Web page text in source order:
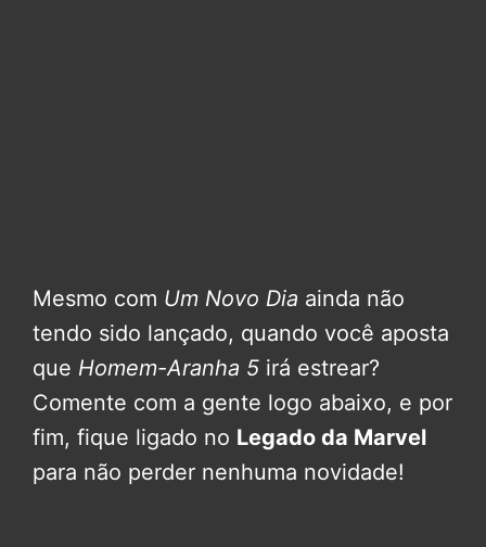
Mesmo com Um Novo Dia ainda não
tendo sido lançado, quando você aposta
que Homem-Aranha 5 irá estrear?
Comente com a gente logo abaixo, e por
fim, fique ligado no Legado da Marvel
para não perder nenhuma novidade!